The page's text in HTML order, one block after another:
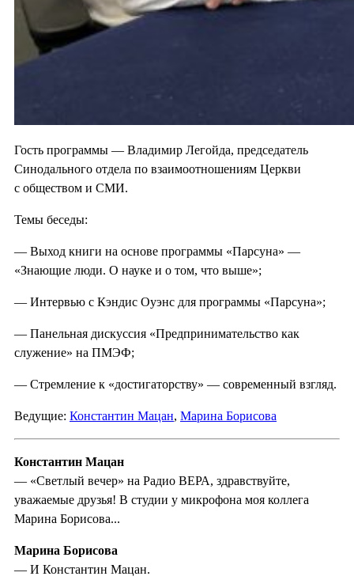
Гость программы — Владимир Легойда, председатель
Синодального отдела по взаимоотношениям Церкви
с обществом и СМИ.
Темы беседы:
— Выход книги на основе программы «Парсуна» —
«Знающие люди. О науке и о том, что выше»;
— Интервью с Кэндис Оуэнс для программы «Парсуна»;
— Панельная дискуссия «Предпринимательство как
служение» на ПМЭФ;
— Стремление к «достигаторству» — современный взгляд.
Ведущие: Константин Мацан, Марина Борисова
Константин Мацан
— «Светлый вечер» на Радио ВЕРА, здравствуйте,
уважаемые друзья! В студии у микрофона моя коллега
Марина Борисова...
Марина Борисова
— И Константин Мацан.